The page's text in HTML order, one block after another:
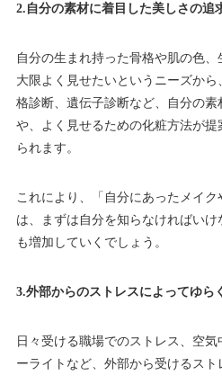
2.自分の素材に着目した美しさの追
自分の生まれ持った骨格や肌の色
大限よく見せたいというニーズか
格診断、遺伝子診断など、自分の
や、よく見せるための化粧方法が
られます。
これにより、「自分にあったメイ
は、まずは自分を知らなければい
も増加していくでしょう。
3.外部からのストレスによってゆら
日々受ける職場でのストレス、空
ーライトなど、外部から受けるスト